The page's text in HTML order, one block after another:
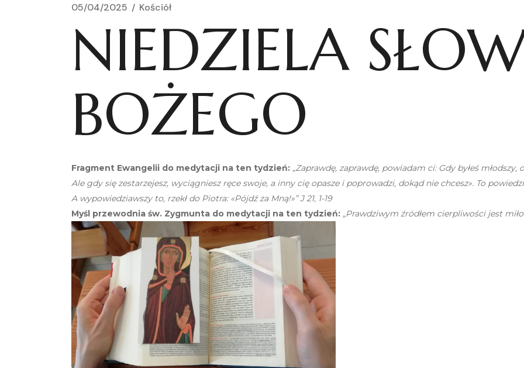
05/04/2025 Kościół
NIEDZIELA
BOŻEGO
Fragment Ewangelii do medytacji na ten tydzień: „Zaprawdę, zaprawdę, powiadam ci: Gdy byłeś młodszy,
Ale gdy się zestarzejesz, wyciągniesz ręce swoje, a inny cię opasze i poprowadzi, dokąd nie chcesz». To
A wypowiedziawszy to, rzekł do Piotra: «Pójdź za Mną!»” J 21, 1-19
Myśl przewodnia św. Zygmunta do medytacji na ten tydzień: „Prawdziwym źródłem cierpliwości jest